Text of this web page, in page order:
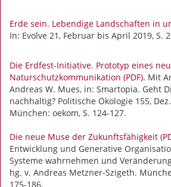
Erde sein. Lebendige Landschaften in
In: Evolve 21, Februar bis April 2019, S.
Die Erdfest-Initiative. Prototyp eines
Naturschutzkommunikation (PDF). Mit
Andreas W. Mues, in: Smartopia. Geht
nachhaltig? Politische Ökologie 155,
München: oekom, S. 124-127.
Die neue Muse der Zukunftsfähigkeit
Entwicklung und Generative
Systeme wahrnehmen und
hg. v. Andreas Metzner-Szigeth.
175-186.